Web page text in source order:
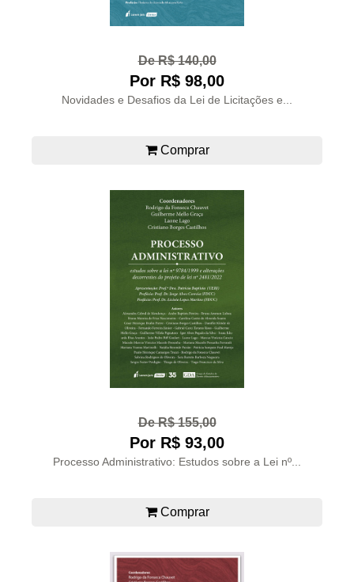
De R$ 140,00
Por R$ 98,00
Novidades e Desafios da Lei de Licitações e...
Comprar
De R$ 155,00
Por R$ 93,00
Processo Administrativo: Estudos sobre a Lei nº...
Comprar